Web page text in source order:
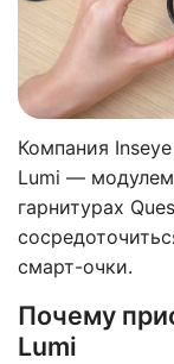
Компания
Lumi — модулем
гарнитурах
смарт-очки.
Почему
Lumi